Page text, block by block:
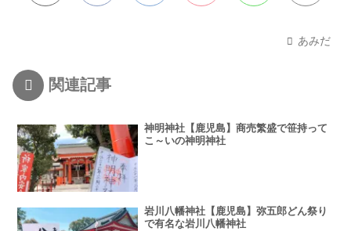
あみだ
関連記事
神明神社【鹿児島】商売繁盛で笹持って
こ～いの神明神社
岩川八幡神社【鹿児島】弥五郎どん祭り
で有名な岩川八幡神社